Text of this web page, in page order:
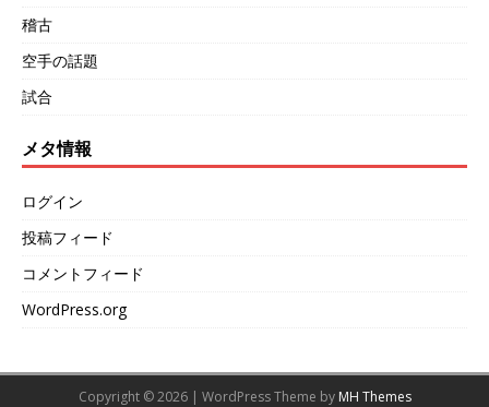
稽古
空手の話題
試合
メタ情報
ログイン
投稿フィード
コメントフィード
WordPress.org
Copyright © 2026 | WordPress Theme by MH Themes